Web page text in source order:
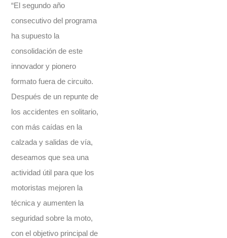
“El segundo año
consecutivo del programa
ha supuesto la
consolidación de este
innovador y pionero
formato fuera de circuito.
Después de un repunte de
los accidentes en solitario,
con más caídas en la
calzada y salidas de vía,
deseamos que sea una
actividad útil para que los
motoristas mejoren la
técnica y aumenten la
seguridad sobre la moto,
con el objetivo principal de